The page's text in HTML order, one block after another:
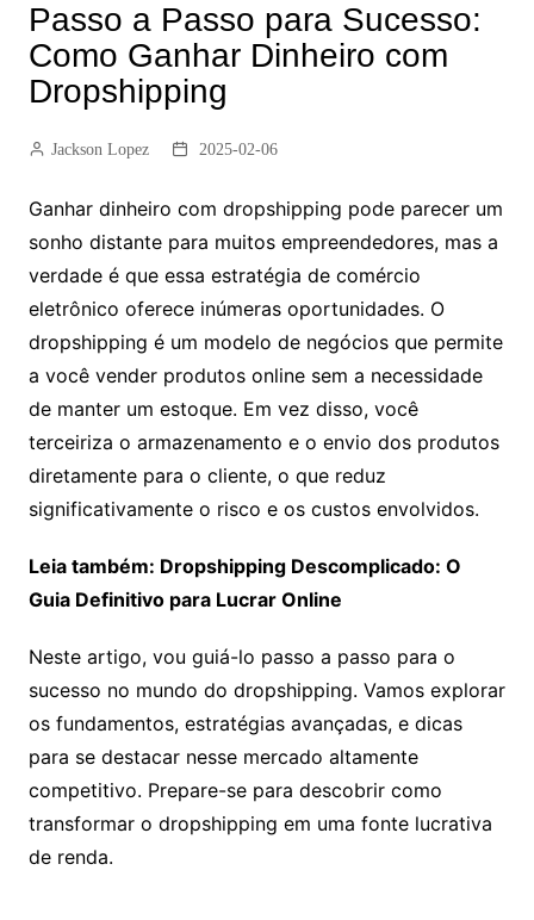
Passo a Passo para Sucesso:
Como Ganhar Dinheiro com
Dropshipping
Jackson Lopez 2025-02-06
Ganhar dinheiro com dropshipping pode parecer um
sonho distante para muitos empreendedores, mas a
verdade é que essa estratégia de comércio
eletrônico oferece inúmeras oportunidades. O
dropshipping é um modelo de negócios que permite
a você vender produtos online sem a necessidade
de manter um estoque. Em vez disso, você
terceiriza o armazenamento e o envio dos produtos
diretamente para o cliente, o que reduz
significativamente o risco e os custos envolvidos.
Leia também: Dropshipping Descomplicado: O
Guia Definitivo para Lucrar Online
Neste artigo, vou guiá-lo passo a passo para o
sucesso no mundo do dropshipping. Vamos explorar
os fundamentos, estratégias avançadas, e dicas
para se destacar nesse mercado altamente
competitivo. Prepare-se para descobrir como
transformar o dropshipping em uma fonte lucrativa
de renda.